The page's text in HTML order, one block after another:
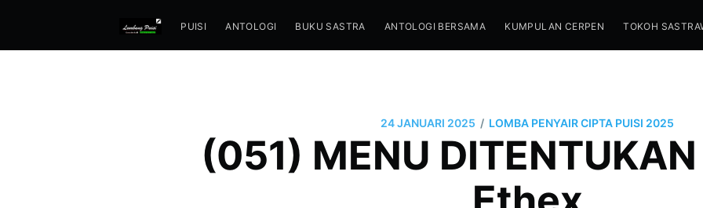
PUISI ANTOLOGI BUKU SASTRA ANTOLOGI BERSAMA KUMPULAN CERPEN TOKOH
24 JANUARI 2025 / LOMBA PENYAIR CIPTA PUISI 2025
(051) MENU